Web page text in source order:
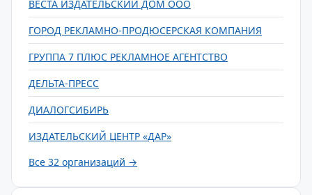
ВЕСТА ИЗДАТЕЛЬСКИЙ ДОМ ООО
ГОРОД РЕКЛАМНО-ПРОДЮСЕРСКАЯ КОМПАНИЯ
ГРУППА 7 ПЛЮС РЕКЛАМНОЕ АГЕНТСТВО
ДЕЛЬТА-ПРЕСС
ДИАЛОГСИБИРЬ
ИЗДАТЕЛЬСКИЙ ЦЕНТР «ДАР»
Все 32 организаций →